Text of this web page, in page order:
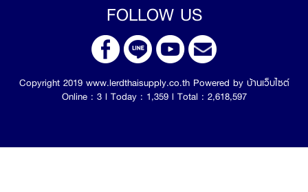
FOLLOW US
Copyright 2019 www.lerdthaisupply.co.th Powered by บ้านเว็บไซต์
Online : 3 l Today : 1,359 l Total : 2,618,597